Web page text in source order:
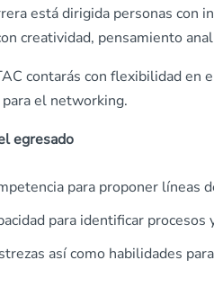
está dirigida personas con
creatividad, pensamiento
contarás con flexibilidad en
para el networking.
egresado
para proponer líneas
para identificar
así como habilidades